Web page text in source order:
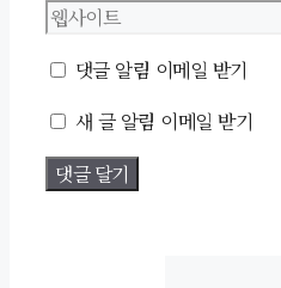
댓글 알림 이메일 받기
새 글 알림 이메일 받기